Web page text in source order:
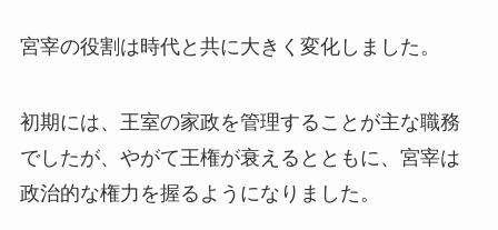
宮宰の役割は時代と共に大きく変化しました。
初期には、王室の家政を管理することが主な職務
でしたが、やがて王権が衰えるとともに、宮宰は
政治的な権力を握るようになりました。